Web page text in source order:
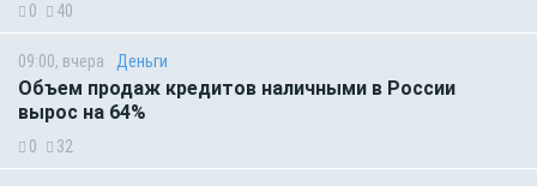
0 40
09:00, вчера Деньги
Объем продаж кредитов наличными в России
вырос на 64%
0 32